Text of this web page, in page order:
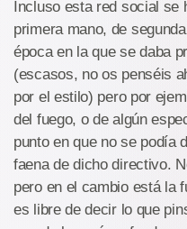
Incluso esta red social se
primera mano, de
época en la que se daba
(escasos, no os penséis
por el estilo) pero por
del fuego, o de algún
punto en que no se podía
faena de dicho directivo.
pero en el cambio está la
es libre de decir lo que